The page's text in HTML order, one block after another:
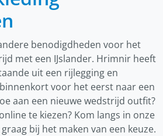
benodigdheden voor het
met een IJslander. Hrimnir heeft
uit een rijlegging en
voor het eerst naar een
aan een nieuwe wedstrijd outfit?
te kiezen? Kom langs in onze
bij het maken van een keuze.